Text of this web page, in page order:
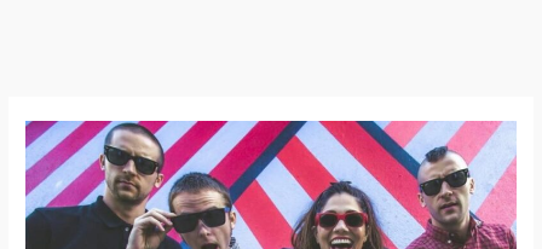
19:10:31
–
The
Interrupters